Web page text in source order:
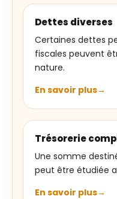
Dettes diverses
Certaines dettes
fiscales peuvent
nature.
En savoir plus
Trésorerie
Une somme
peut être étudiée
En savoir plus